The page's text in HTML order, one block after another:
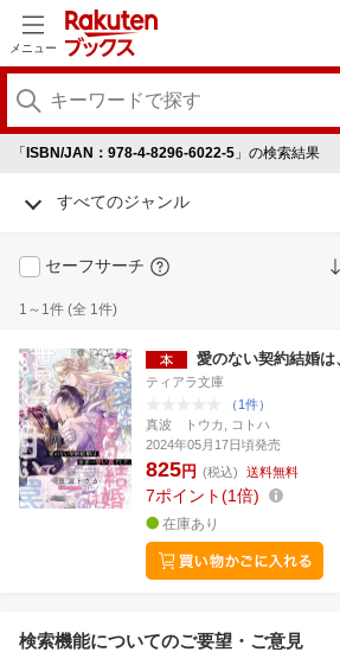
メニュー
「 ISBN/JAN：978-4-8296-6022-5 」の検索結果
すべてのジャンル
セーフサーチ
1～1件 (全 1件)
愛のない契約結婚は
ティアラ文庫
（1件）
真波 トウカ, コトハ
2024年05月17日頃発売
825円 (税込) 送料無料
7ポイント 1倍
在庫あり
検索機能についてのご要望・ご意見